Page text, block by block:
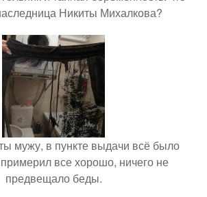
Никиты Михалкова?
мужу, в пункте выдачи всё было
все хорошо, ничего не
предвещало беды.